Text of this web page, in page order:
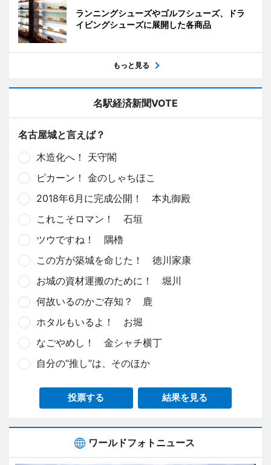
ランニングシューズやゴルフシューズ、ドラ
イビングシューズに展開した各商品
もっと見る
名駅経済新聞VOTE
名古屋城と言えば？
木造化へ！ 天守閣
ピカーン！ 金のしゃちほこ
2018年6月に完成公開！ 本丸御殿
これこそロマン！ 石垣
ツウですね！ 隅櫓
この方が築城を命じた！ 徳川家康
お城の資材運搬のために！ 堀川
何故いるのかご存知？ 鹿
ホタルもいるよ！ お堀
なごやめし！ 金シャチ横丁
自分の“推し”は、そのほか
投票する 結果を見る
ワールドフォトニュース